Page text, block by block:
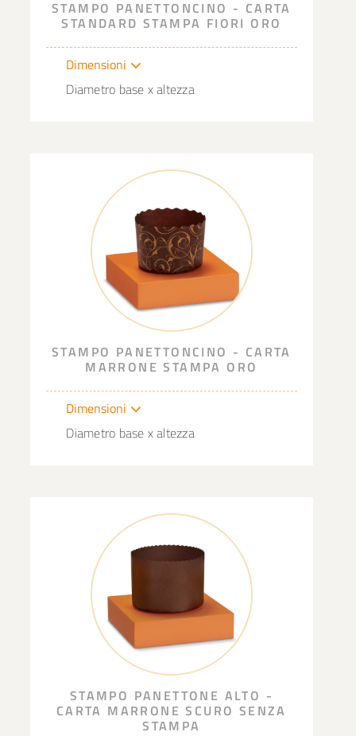
STAMPO PANETTONCINO - CARTA
STANDARD STAMPA FIORI ORO
Dimensioni
Diametro base x altezza
STAMPO PANETTONCINO - CARTA
MARRONE STAMPA ORO
Dimensioni
Diametro base x altezza
STAMPO PANETTONE ALTO -
CARTA MARRONE SCURO SENZA
STAMPA